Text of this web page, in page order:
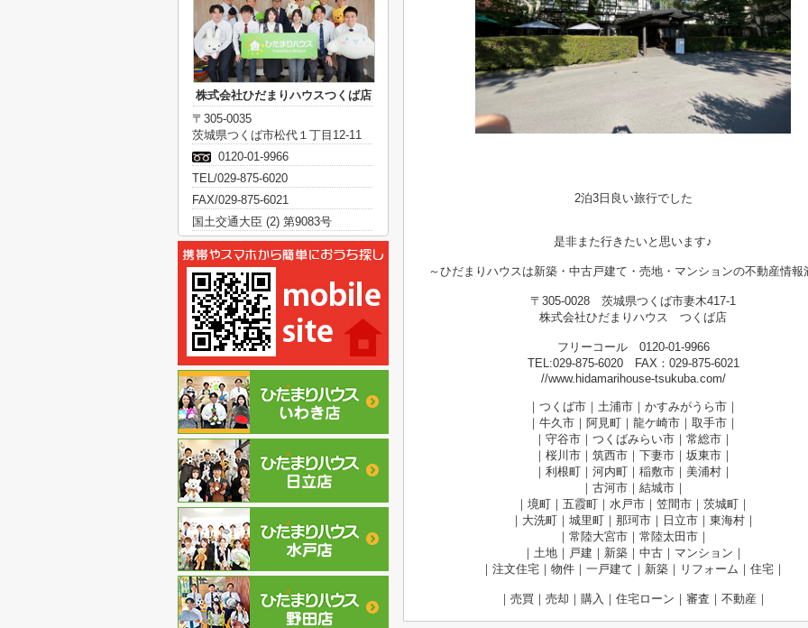
2泊3日良い旅行でした
是非また行きたいと思います♪
～ひだまりハウスは新築・中古戸建て・売地・マンションの不動産情報
〒305-0028 茨城県つくば市妻木417-1
株式会社ひだまりハウス つくば店
フリーコール 0120-01-9966
TEL:029-875-6020 FAX：029-875-6021
//www.hidamarihouse-tsukuba.com/
｜つくば市｜土浦市｜かすみがうら市｜
｜牛久市｜阿見町｜龍ケ崎市｜取手市｜
｜守谷市｜つくばみらい市｜常総市｜
｜桜川市｜筑西市｜下妻市｜坂東市｜
｜利根町｜河内町｜稲敷市｜美浦村｜
｜古河市｜結城市｜
｜境町｜五霞町｜水戸市｜笠間市｜茨城町｜
｜大洗町｜城里町｜那珂市｜日立市｜東海村｜
｜常陸大宮市｜常陸太田市｜
｜土地｜戸建｜新築｜中古｜マンション｜
｜注文住宅｜物件｜一戸建て｜新築｜リフォーム｜住宅｜
｜売買｜売却｜購入｜住宅ローン｜審査｜不動産｜
株式会社ひだまりハウスつくば店
〒305-0035
茨城県つくば市松代１丁目12-11
0120-01-9966
TEL/029-875-6020
FAX/029-875-6021
国土交通大臣 (2) 第9083号